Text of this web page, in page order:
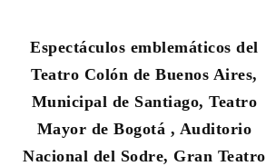
Espectáculos emblemáticos del
Teatro Colón de Buenos Aires,
Municipal de Santiago, Teatro
Mayor de Bogotá , Auditorio
Nacional del Sodre, Gran Teatro